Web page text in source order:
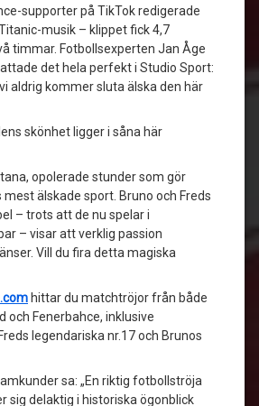
supporter på TikTok redigerade
musik – klippet fick 4,7
timmar. Fotbollsexperten Jan Åge
det hela perfekt i Studio Sport:
aldrig kommer sluta älska den här
skönhet ligger i såna här
opolerade stunder som gör
älskade sport. Bruno och Freds
– trots att de nu spelar i
– visar att verklig passion
Vill du fira detta magiska
hittar du matchtröjor från både
och Fenerbahce, inklusive
legendariska nr.17 och Brunos
sa: „En riktig fotbollströja
sig delaktig i historiska ögonblick